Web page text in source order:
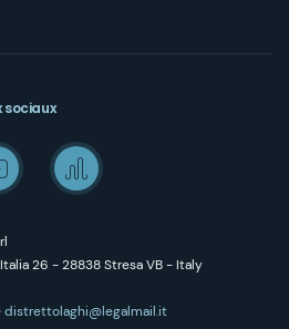
26 - 28838 Stresa VB - Italy
distrettolaghi@legalmail.it
sociaux